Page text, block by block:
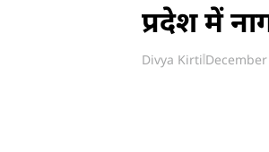
प्रदेश में
Divya Kirti